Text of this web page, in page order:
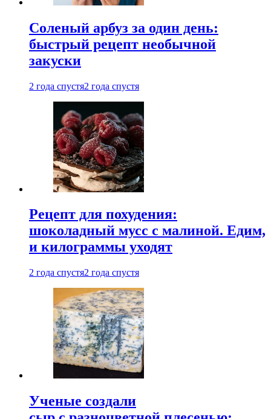
Соленый арбуз за один день:
быстрый рецепт необычной
закуски
2 года спустя2 года спустя
Рецепт для похудения:
шоколадный мусс с малиной. Едим,
и килограммы уходят
2 года спустя2 года спустя
Ученые создали